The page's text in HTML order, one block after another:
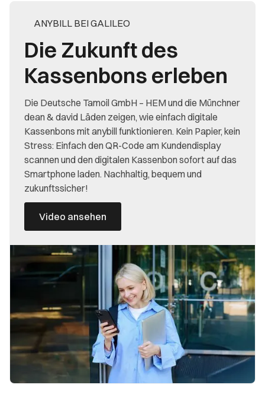
ANYBILL BEI GALILEO
Die Zukunft des
Kassenbons erleben
Die Deutsche Tamoil GmbH – HEM und die Münchner
dean & david Läden zeigen, wie einfach digitale
Kassenbons mit anybill funktionieren. Kein Papier, kein
Stress: Einfach den QR-Code am Kundendisplay
scannen und den digitalen Kassenbon sofort auf das
Smartphone laden. Nachhaltig, bequem und
zukunftssicher!
Video ansehen